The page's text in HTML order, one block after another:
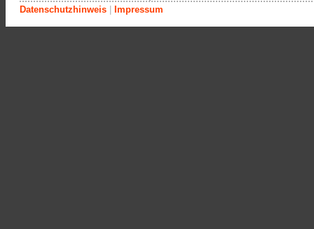
Datenschutzhinweis | Impressum